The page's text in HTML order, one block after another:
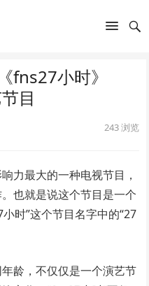
fns27小时》
目
243浏览
力最大的一种电视节目，
也就是说这个节目是一个
时”这个节目名字中的“27
龄，不仅仅是一个演艺节